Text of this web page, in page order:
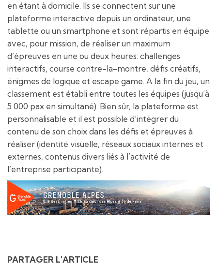
en étant à domicile. Ils se connectent sur une
plateforme interactive depuis un ordinateur, une
tablette ou un smartphone et sont répartis en équipe
avec, pour mission, de réaliser un maximum
d’épreuves en une ou deux heures: challenges
interactifs, course contre-la-montre, défis créatifs,
énigmes de logique et escape game. A la fin du jeu, un
classement est établi entre toutes les équipes (jusqu’à
5 000 pax en simultané). Bien sûr, la plateforme est
personnalisable et il est possible d’intégrer du
contenu de son choix dans les défis et épreuves à
réaliser (identité visuelle, réseaux sociaux internes et
externes, contenus divers liés à l’activité de
l’entreprise participante).
PARTAGER L'ARTICLE